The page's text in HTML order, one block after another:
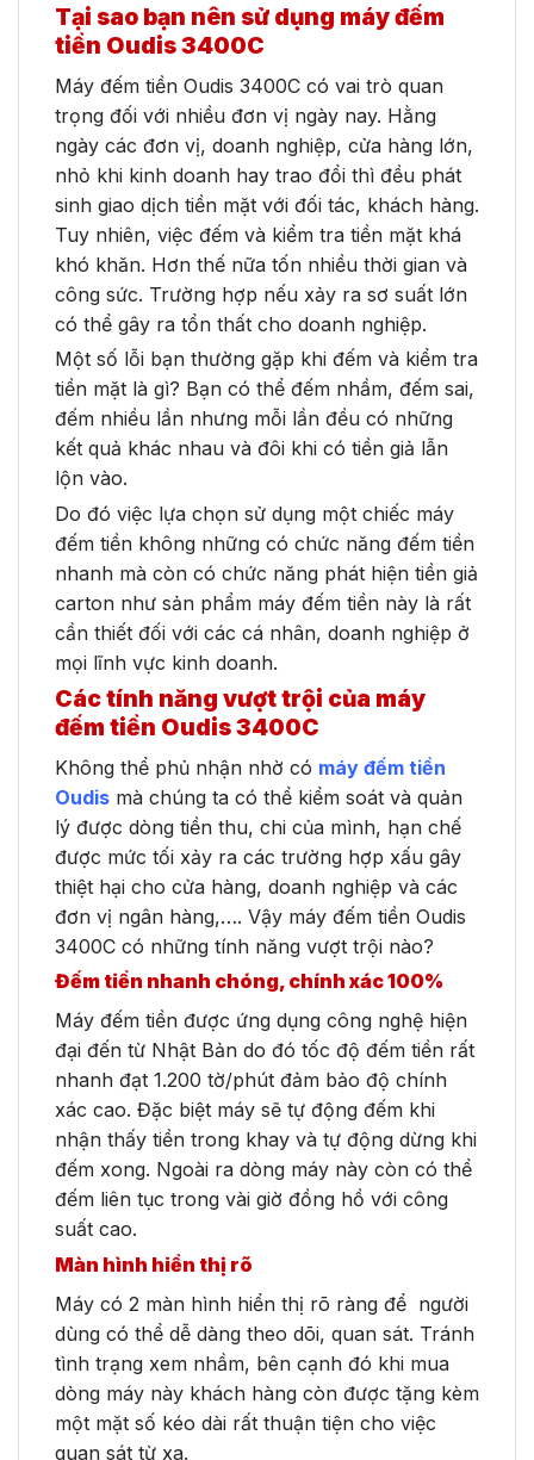
Tại sao bạn nên sử dụng máy đếm
tiền Oudis 3400C
Máy đếm tiền Oudis 3400C có vai trò quan
trọng đối với nhiều đơn vị ngày nay. Hằng
ngày các đơn vị, doanh nghiệp, cửa hàng lớn,
nhỏ khi kinh doanh hay trao đổi thì đều phát
sinh giao dịch tiền mặt với đối tác, khách hàng.
Tuy nhiên, việc đếm và kiểm tra tiền mặt khá
khó khăn. Hơn thế nữa tốn nhiều thời gian và
công sức. Trường hợp nếu xảy ra sơ suất lớn
có thể gây ra tổn thất cho doanh nghiệp.
Một số lỗi bạn thường gặp khi đếm và kiểm tra
tiền mặt là gì? Bạn có thể đếm nhầm, đếm sai,
đếm nhiều lần nhưng mỗi lần đều có những
kết quả khác nhau và đôi khi có tiền giả lẫn
lộn vào.
Do đó việc lựa chọn sử dụng một chiếc máy
đếm tiền không những có chức năng đếm tiền
nhanh mà còn có chức năng phát hiện tiền giả
carton như sản phẩm máy đếm tiền này là rất
cần thiết đối với các cá nhân, doanh nghiệp ở
mọi lĩnh vực kinh doanh.
Các tính năng vượt trội của máy
đếm tiền Oudis 3400C
Không thể phủ nhận nhờ có máy đếm tiền
Oudis mà chúng ta có thể kiểm soát và quản
lý được dòng tiền thu, chi của mình, hạn chế
được mức tối xảy ra các trường hợp xấu gây
thiệt hại cho cửa hàng, doanh nghiệp và các
đơn vị ngân hàng,…. Vậy máy đếm tiền Oudis
3400C có những tính năng vượt trội nào?
Đếm tiền nhanh chóng, chính xác 100%
Máy đếm tiền được ứng dụng công nghệ hiện
đại đến từ Nhật Bản do đó tốc độ đếm tiền rất
nhanh đạt 1.200 tờ/phút đảm bảo độ chính
xác cao. Đặc biệt máy sẽ tự động đếm khi
nhận thấy tiền trong khay và tự động dừng khi
đếm xong. Ngoài ra dòng máy này còn có thể
đếm liên tục trong vài giờ đồng hồ với công
suất cao.
Màn hình hiển thị rõ
Máy có 2 màn hình hiển thị rõ ràng để người
dùng có thể dễ dàng theo dõi, quan sát. Tránh
tình trạng xem nhầm, bên cạnh đó khi mua
dòng máy này khách hàng còn được tặng kèm
một mặt số kéo dài rất thuận tiện cho việc
quan sát từ xa.